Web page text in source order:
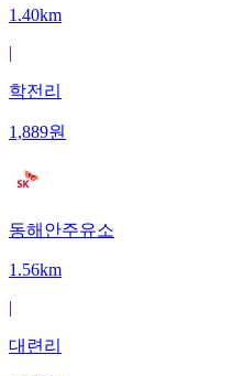
1.40km
|
학전리
1,889원
동해안주유소
1.56km
|
대련리